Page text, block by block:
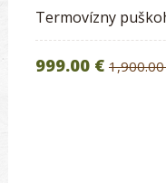
Termovízny
999.00 €